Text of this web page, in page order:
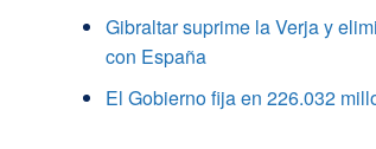
Gibraltar suprime la Verja y
con España
El Gobierno fija en 226.032